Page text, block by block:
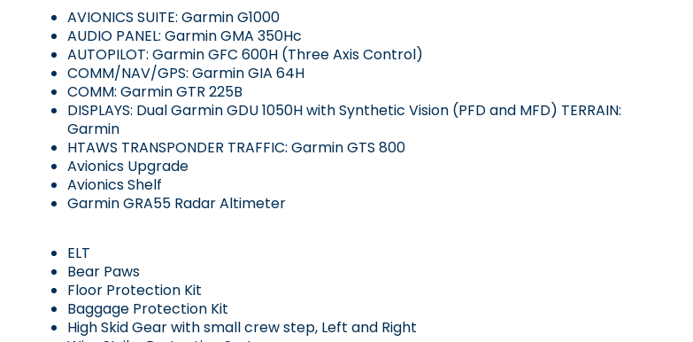
AVIONICS SUITE: Garmin G1000
AUDIO PANEL: Garmin GMA 350Hc
AUTOPILOT: Garmin GFC 600H (Three Axis Control)
COMM/NAV/GPS: Garmin GIA 64H
COMM: Garmin GTR 225B
DISPLAYS: Dual Garmin GDU 1050H with Synthetic Vision (PFD and MFD) TERRAIN:
Garmin
HTAWS TRANSPONDER TRAFFIC: Garmin GTS 800
Avionics Upgrade
Avionics Shelf
Garmin GRA55 Radar Altimeter
ELT
Bear Paws
Floor Protection Kit
Baggage Protection Kit
High Skid Gear with small crew step, Left and Right